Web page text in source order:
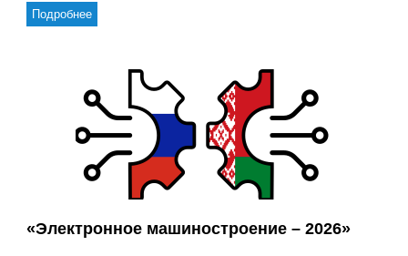
Подробнее
«Электронное машиностроение – 2026»